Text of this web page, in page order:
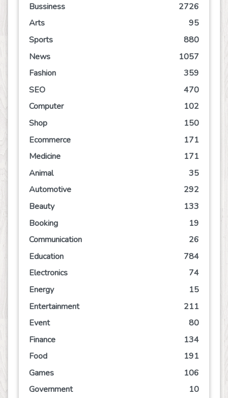
Bussiness
2726
Arts
95
Sports
880
News
1057
Fashion
359
SEO
470
Computer
102
Shop
150
Ecommerce
171
Medicine
171
Animal
35
Automotive
292
Beauty
133
Booking
19
Communication
26
Education
784
Electronics
74
Energy
15
Entertainment
211
Event
80
Finance
134
Food
191
Games
106
Government
10